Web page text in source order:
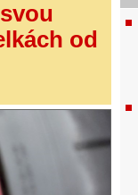
od